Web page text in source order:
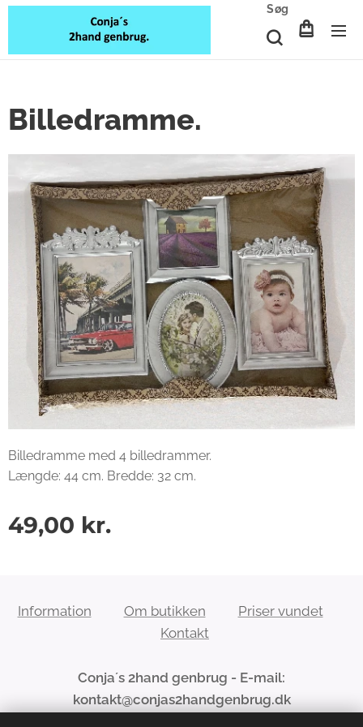
Søg
Billedramme.
Billedramme med 4 billedrammer.
Længde: 44 cm. Bredde: 32 cm.
49,00 kr.
Information Om butikken
Priser vundet
Kontakt
Conja´s 2hand genbrug - E-mail:
kontakt@conjas2handgenbrug.dk